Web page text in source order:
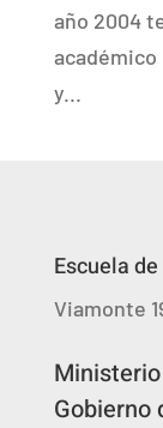
año 2004
académico
y...
Escuela
Viamonte
Gobierno